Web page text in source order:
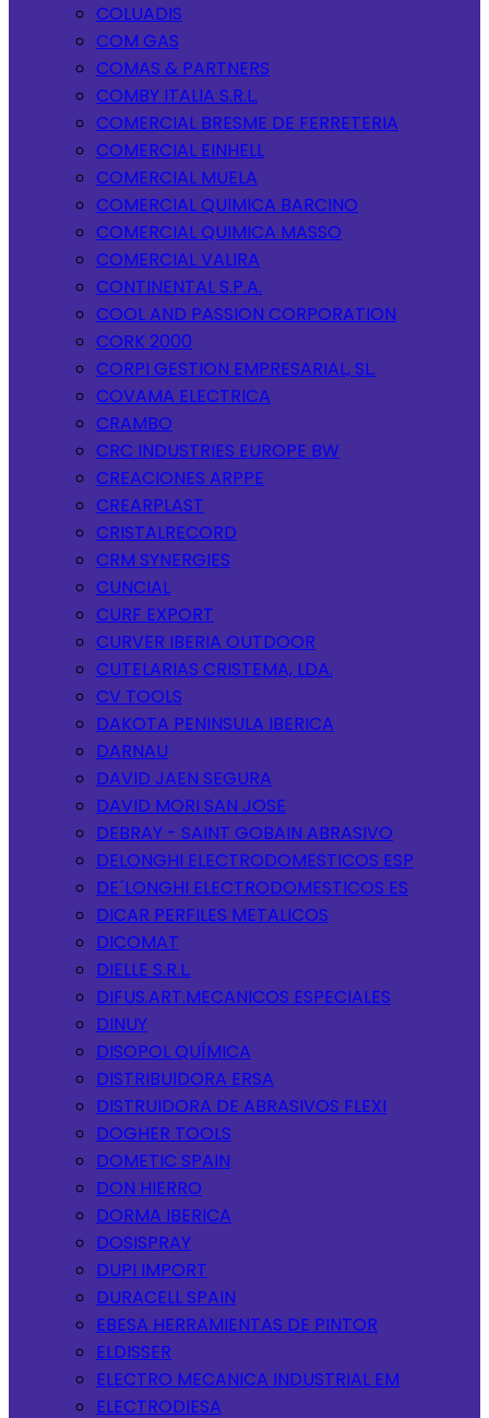
COLUADIS
COM GAS
COMAS & PARTNERS
COMBY ITALIA S.R.L.
COMERCIAL BRESME DE FERRETERIA
COMERCIAL EINHELL
COMERCIAL MUELA
COMERCIAL QUIMICA BARCINO
COMERCIAL QUIMICA MASSO
COMERCIAL VALIRA
CONTINENTAL S.P.A.
COOL AND PASSION CORPORATION
CORK 2000
CORPI GESTION EMPRESARIAL, SL.
COVAMA ELECTRICA
CRAMBO
CRC INDUSTRIES EUROPE BW
CREACIONES ARPPE
CREARPLAST
CRISTALRECORD
CRM SYNERGIES
CUNCIAL
CURF EXPORT
CURVER IBERIA OUTDOOR
CUTELARIAS CRISTEMA, LDA.
CV TOOLS
DAKOTA PENINSULA IBERICA
DARNAU
DAVID JAEN SEGURA
DAVID MORI SAN JOSE
DEBRAY - SAINT GOBAIN ABRASIVO
DELONGHI ELECTRODOMESTICOS ESP
DE´LONGHI ELECTRODOMESTICOS ES
DICAR PERFILES METALICOS
DICOMAT
DIELLE S.R.L.
DIFUS.ART.MECANICOS ESPECIALES
DINUY
DISOPOL QUÍMICA
DISTRIBUIDORA ERSA
DISTRUIDORA DE ABRASIVOS FLEXI
DOGHER TOOLS
DOMETIC SPAIN
DON HIERRO
DORMA IBERICA
DOSISPRAY
DUPI IMPORT
DURACELL SPAIN
EBESA HERRAMIENTAS DE PINTOR
ELDISSER
ELECTRO MECANICA INDUSTRIAL EM
ELECTRODIESA